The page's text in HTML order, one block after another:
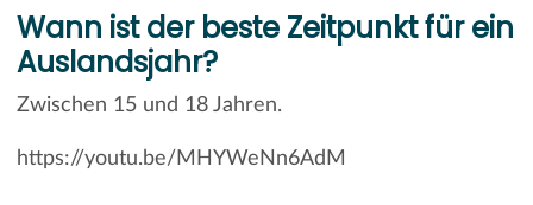
Wann ist der beste Zeitpunkt für ein
Auslandsjahr?
Zwischen 15 und 18 Jahren.
https://youtu.be/MHYWeNn6AdM